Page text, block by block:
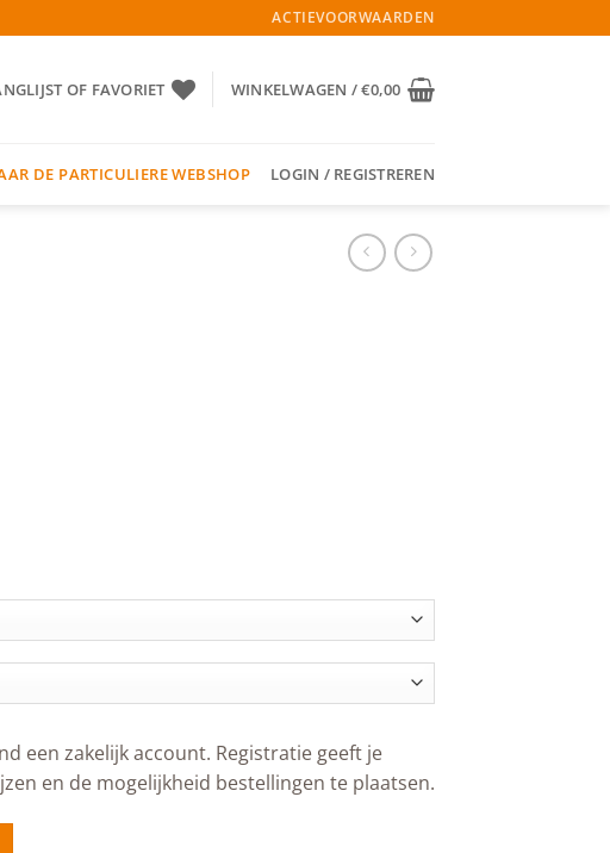
ACTIEVOORWAARDEN
OF FAVORIET WINKELWAGEN /€0,00
DE PARTICULIERE WEBSHOP LOGIN / REGISTREREN
een zakelijk account. Registratie geeft je
en de mogelijkheid bestellingen te plaatsen.